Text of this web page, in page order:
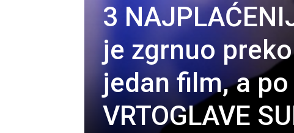
3
je zgrnuo
jedan film, a
VRTOGLAVE